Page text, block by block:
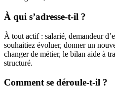
À qui s’adresse-t-il ?
À tout actif : salarié, demandeur
souhaitiez évoluer, donner un
changer de métier, le bilan aide à
structuré.
Comment se déroule-t-il ?